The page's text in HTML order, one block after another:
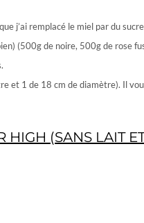
j’ai remplacé le miel par du
(500g de noire, 500g de rose
1 de 18 cm de diamètre). Il
(SANS LAIT